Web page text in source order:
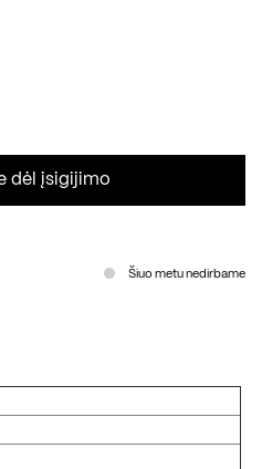
dėl įsigijimo
Šiuo metu nedirbame